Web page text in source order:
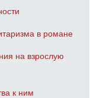
в романе
на взрослую
к ним